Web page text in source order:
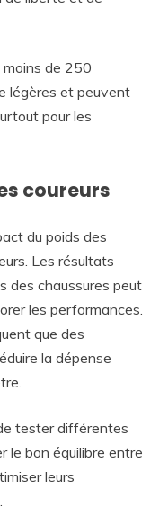
moins de 250
légères et peuvent
pour les
coureurs
du poids des
Les résultats
des chaussures peut
les performances.
que des
la dépense
tester différentes
le bon équilibre entre
leurs